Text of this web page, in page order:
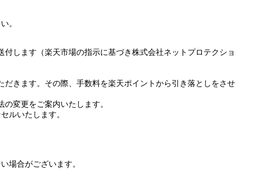
。
します（楽天市場の指示に基づき株式会社ネットプロテクショ
きます。その際、手数料を楽天ポイントから引き落としをさせ
変更をご案内いたします。
ルいたします。
場合がございます。